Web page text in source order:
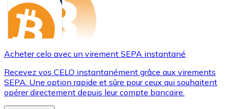
Acheter celo avec un virement SEPA instantané
Recevez vos CELO instantanément grâce aux virements
SEPA. Une option rapide et sûre pour ceux qui souhaitent
opérer directement depuis leur compte bancaire.